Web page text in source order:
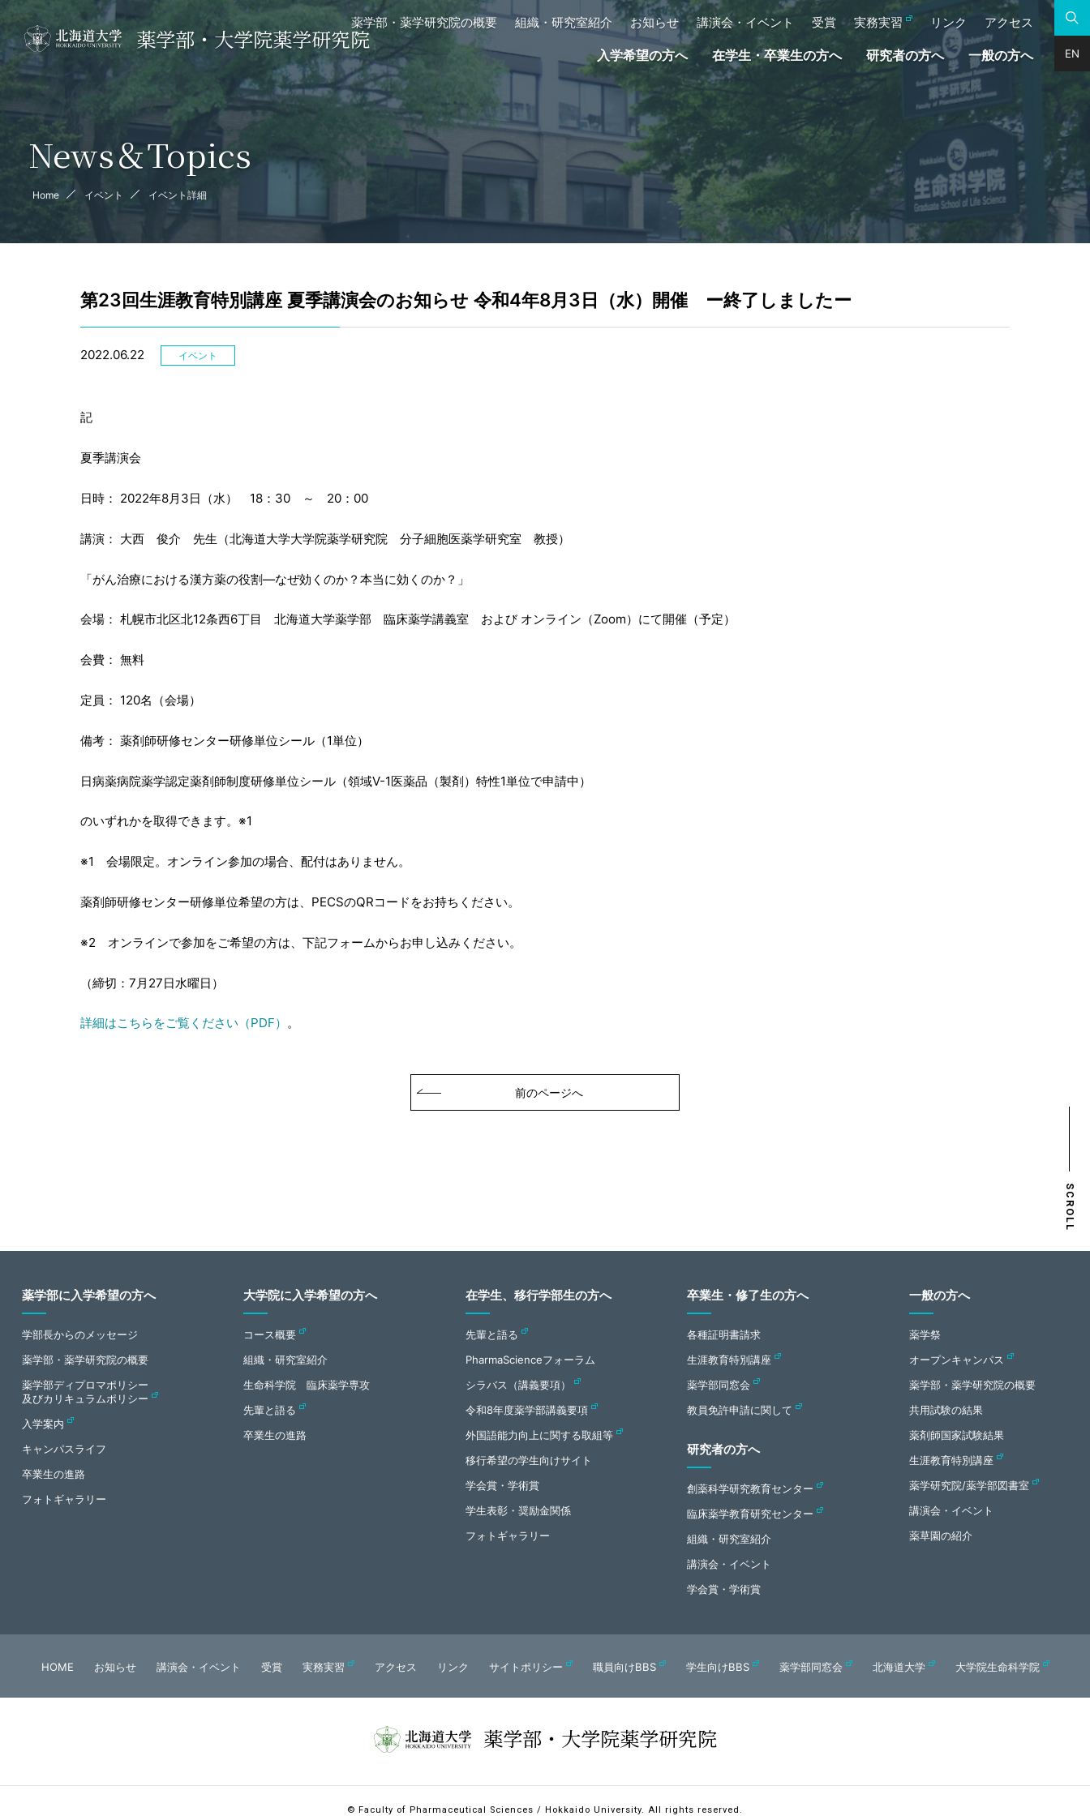
EN
薬学部・大学院薬学研究院
入学希望の方へ 在学生・卒業生の方へ 研究者の方へ 一般の方へ
薬学部・薬学研究院の概要 組織・研究室紹介 お知らせ 講演会・イベント 受賞 実務実習 リンク アクセス
News＆Topics
Home イベント イベント詳細
第23回生涯教育特別講座 夏季講演会のお知らせ 令和4年8月3日（水）開催 ー終了しましたー
2022.06.22 イベント
記
夏季講演会
日時： 2022年8月3日（水） 18：30 ～ 20：00
講演： 大西 俊介 先生（北海道大学大学院薬学研究院 分子細胞医薬学研究室 教授）
「がん治療における漢方薬の役割―なぜ効くのか？本当に効くのか？」
会場： 札幌市北区北12条西6丁目 北海道大学薬学部 臨床薬学講義室 および オンライン（Zoom）にて開催（予定）
会費： 無料
定員： 120名（会場）
備考： 薬剤師研修センター研修単位シール（1単位）
日病薬病院薬学認定薬剤師制度研修単位シール（領域Ⅴ-1医薬品（製剤）特性1単位で申請中）
のいずれかを取得できます。※1
※1 会場限定。オンライン参加の場合、配付はありません。
薬剤師研修センター研修単位希望の方は、PECSのQRコードをお持ちください。
※2 オンラインで参加をご希望の方は、下記フォームからお申し込みください。
（締切：7月27日水曜日）
詳細はこちらをご覧ください（PDF） 。
前のページへ
SCROLL
薬学部に入学希望の方へ
学部長からのメッセージ
薬学部・薬学研究院の概要
薬学部ディプロマポリシー
及びカリキュラムポリシー
入学案内
キャンパスライフ
卒業生の進路
フォトギャラリー
大学院に入学希望の方へ
コース概要
組織・研究室紹介
生命科学院 臨床薬学専攻
先輩と語る
卒業生の進路
在学生、移行学部生の方へ
先輩と語る
PharmaScienceフォーラム
シラバス（講義要項）
令和8年度薬学部講義要項
外国語能力向上に関する取組等
移行希望の学生向けサイト
学会賞・学術賞
学生表彰・奨励金関係
フォトギャラリー
卒業生・修了生の方へ
各種証明書請求
生涯教育特別講座
薬学部同窓会
教員免許申請に関して
研究者の方へ
創薬科学研究教育センター
臨床薬学教育研究センター
組織・研究室紹介
講演会・イベント
学会賞・学術賞
一般の方へ
薬学祭
オープンキャンパス
薬学部・薬学研究院の概要
共用試験の結果
薬剤師国家試験結果
生涯教育特別講座
薬学研究院/薬学部図書室
講演会・イベント
薬草園の紹介
HOME お知らせ 講演会・イベント 受賞 実務実習 アクセス リンク サイトポリシー 職員向けBBS 学生向けBBS 薬学部同窓会 北海道大学 大学院生命科学院
薬学部・大学院薬学研究院
© Faculty of Pharmaceutical Sciences / Hokkaido University. All rights reserved.